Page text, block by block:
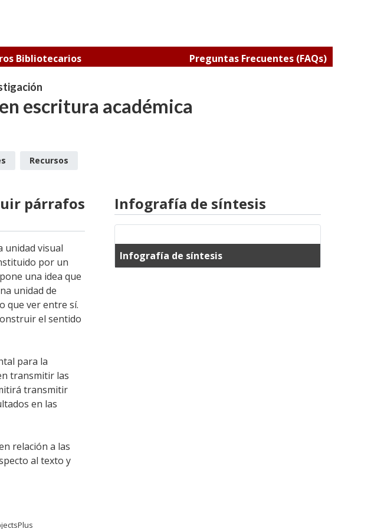
Bibliotecarios Preguntas Frecuentes (FAQs)
escritura académica
Recursos
párrafos
unidad visual
por un
una idea que
unidad de
que ver entre sí.
el sentido
para la
transmitir las
transmitir
en las
relación a las
al texto y
Infografía de síntesis
Infografía de síntesis